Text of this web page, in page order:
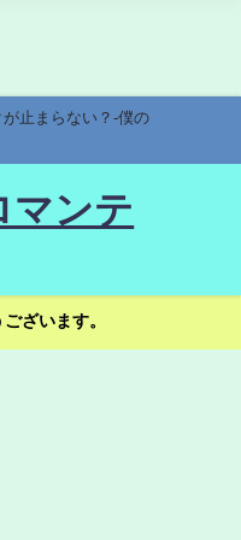
止まらない？-僕の
マンテ
ざいます。